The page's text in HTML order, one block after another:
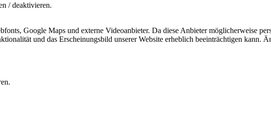
/ deaktivieren.
Google Maps und externe Videoanbieter. Da diese Anbieter möglicherweise
und das Erscheinungsbild unserer Website erheblich beeinträchtigen kann.